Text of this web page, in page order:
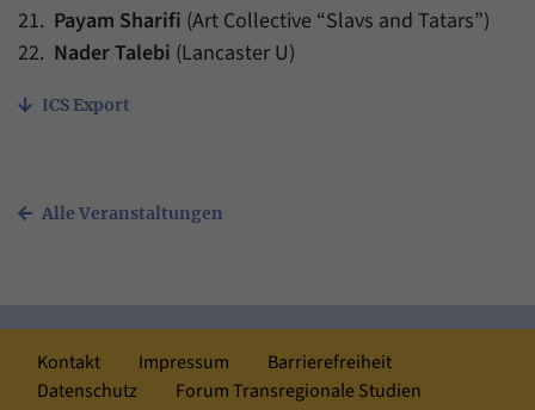
21. Payam Sharifi (Art Collective “Slavs and Tatars”)
22. Nader Talebi (Lancaster U)
ICS Export
Alle Veranstaltungen
Kontakt Impressum
Barrierefreiheit
Datenschutz
Forum Transregionale Studien